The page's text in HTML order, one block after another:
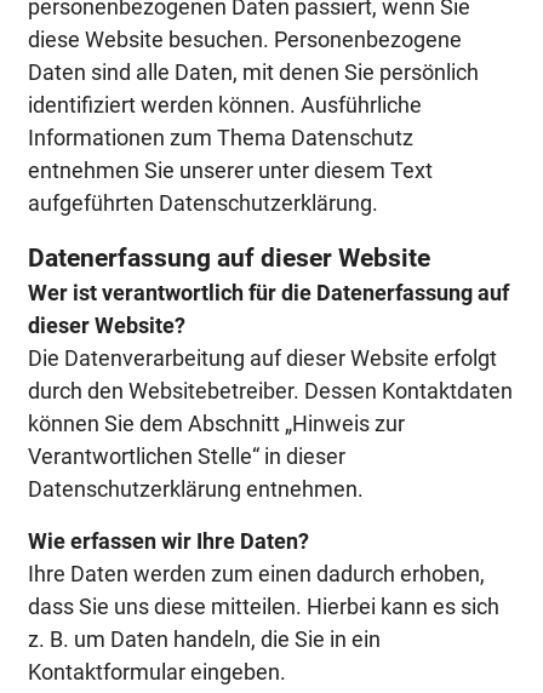
personenbezogenen Daten passiert, wenn Sie
diese Website besuchen. Personenbezogene
Daten sind alle Daten, mit denen Sie persönlich
identifiziert werden können. Ausführliche
Informationen zum Thema Datenschutz
entnehmen Sie unserer unter diesem Text
aufgeführten Datenschutzerklärung.
Datenerfassung auf dieser Website
Wer ist verantwortlich für die Datenerfassung auf
dieser Website?
Die Datenverarbeitung auf dieser Website erfolgt
durch den Websitebetreiber. Dessen Kontaktdaten
können Sie dem Abschnitt „Hinweis zur
Verantwortlichen Stelle“ in dieser
Datenschutzerklärung entnehmen.
Wie erfassen wir Ihre Daten?
Ihre Daten werden zum einen dadurch erhoben,
dass Sie uns diese mitteilen. Hierbei kann es sich
z. B. um Daten handeln, die Sie in ein
Kontaktformular eingeben.